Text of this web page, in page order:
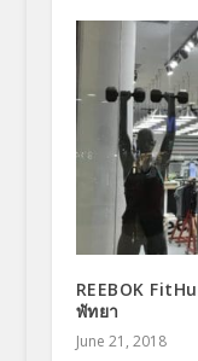
REEBOK
พัทยา
June 21, 2018